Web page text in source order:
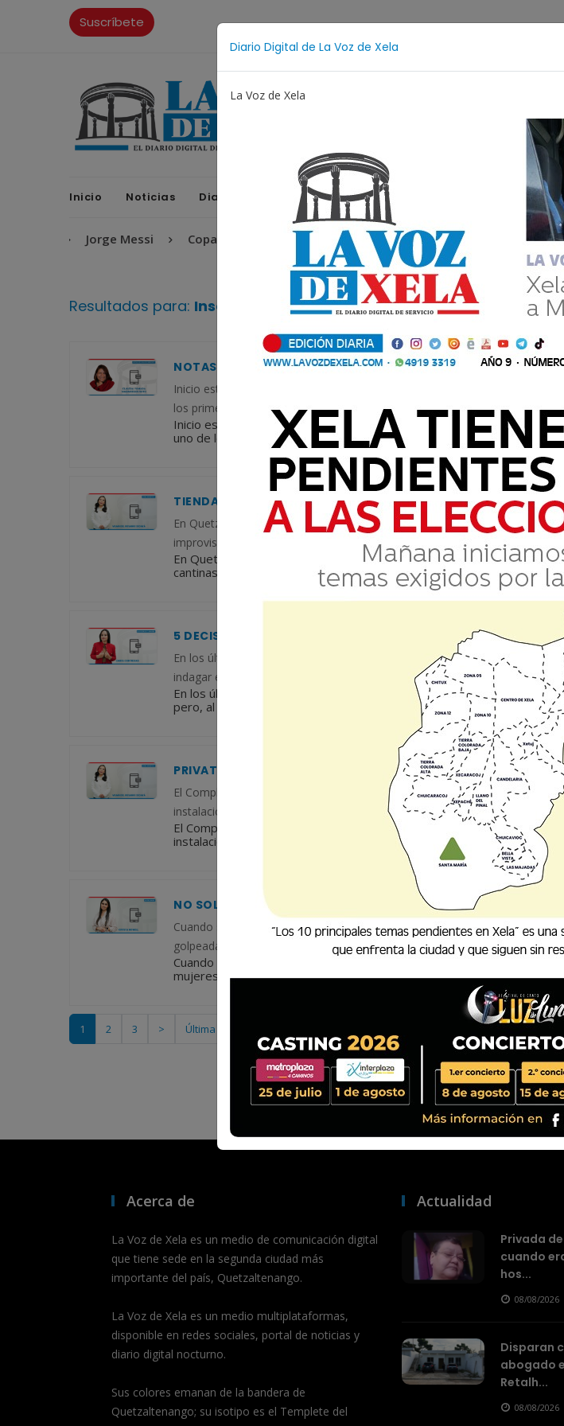
Diario Digital de La Voz de Xela
La Voz de Xela
Suscríbete
Inicio Noticias Diario Digital Opiniones La Voz de Xela Sports
Jorge Messi Copa Centroamericana Patzicía Escritura Noveno
Resultados para: Inseguridad
NOTAS DE UNA ESCRIBIENTE
Inicio esta columna con una pequeña reflexión sobre el nombre de la
los primeros en Quetzaltenango; conocí a un personaje que tenía una col
Inicio esta columna con una pequeña reflexión sobre el nombre de la
uno de los primeros en Quetzaltenango; conocí a un personaje que tenía
TIENDAS QUE FUNCIONAN COMO CANTINAS EN
En Quetzaltenango es cada vez más frecuente observar tiendas de
improvisadas. En estos establecimientos no solo se expenden bebidas
En Quetzaltenango es cada vez más frecuente observar tiendas de
cantinas improvisadas. En estos establecimientos no solo se expenden
5 DECISIONES QUE VUELVEN MÁS AUTÉNTICA TU IMAGEN
En los últimos años, he ido evolucionando de la mano con mi imagen,
indagar en sus ideas, pensamientos e historias que marcan sus vidas, me
En los últimos años, he ido evolucionando de la mano con mi
pero, al indagar en sus ideas, pensamientos e historias que marcan sus
PRIVATIZACIÓN E INSEGURIDAD EN EL COMPLEJO DEPORTIVO
El Complejo Deportivo de Quetzaltenango debe ser un espacio público
instalaciones adecuadas, seguras y accesibles. Sin embargo, es importante
El Complejo Deportivo de Quetzaltenango debe ser un espacio
instalaciones adecuadas, seguras y accesibles. Sin embargo, es
NO SOLO EXISTE LA VIOLENCIA FÍSICA
Cuando se habla de violencia, rápidamente pensamos en los golpes, los
golpeadas por su pareja o a familias en donde los menores de edad
Cuando se habla de violencia, rápidamente pensamos en los golpes,
mujeres golpeadas por su pareja o a familias en donde los menores
1 2 3 > Última
Acerca de
La Voz de Xela es un medio de comunicación digital
que tiene sede en la segunda ciudad más
importante del país, Quetzaltenango.
La Voz de Xela es un medio multiplataformas,
disponible en redes sociales, portal de noticias y
diario digital nocturno.
Sus colores emanan de la bandera de
Quetzaltenango; su isotipo es el Templete del
Actualidad
Privada
cuando
hos...
08/08/2026
Disparan
abogado
Retalh...
08/08/2026